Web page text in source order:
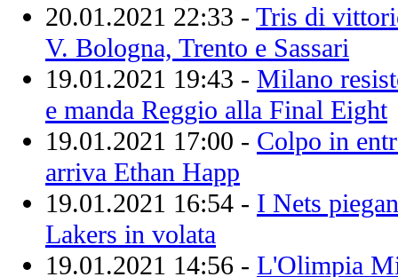
20.01.2021 22:33 - Tris di
V. Bologna, Trento e Sassari
19.01.2021 19:43 - Milano
e manda Reggio alla Final Eight
19.01.2021 17:00 - Colpo in
arriva Ethan Happ
19.01.2021 16:54 - I Nets
Lakers in volata
19.01.2021 14:56 - L'Olimpia